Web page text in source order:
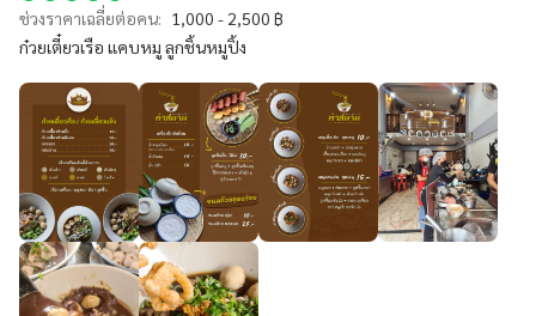
ช่วงราคาเฉลี่ยต่อคน: 1,000 - 2,500 ฿
ก๋วยเตี๋ยวเรือ แคบหมู ลูกชิ้นหมูปิ้ง